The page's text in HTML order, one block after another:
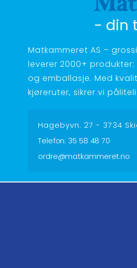
- din
Matkammeret AS –
leverer 2000+
og emballasje. Med
kjøreruter, sikrer vi
Hagebyvn. 27 - 3734
Telefon: 35 58 48 70
ordre@matkammeret.no